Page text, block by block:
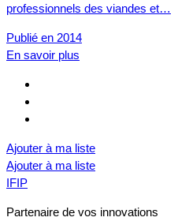
professionnels des viandes et…
Publié en 2014
En savoir plus
Ajouter à ma liste
Ajouter à ma liste
IFIP
Partenaire de vos innovations